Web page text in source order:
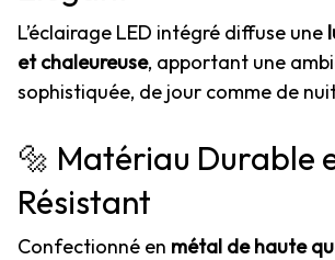
L’éclairage LED intégré diffuse une
et chaleureuse, apportant une
sophistiquée, de jour comme de
🔩 Matériau Durable
Résistant
Confectionné en métal de haute